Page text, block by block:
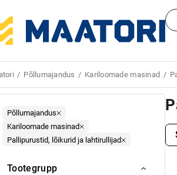
Põllumajandus Kariloomade masinad
Põllumajandus
Kariloomade masinad
Pallipurustid, lõikurid ja lahtirullijad
Tootegrupp